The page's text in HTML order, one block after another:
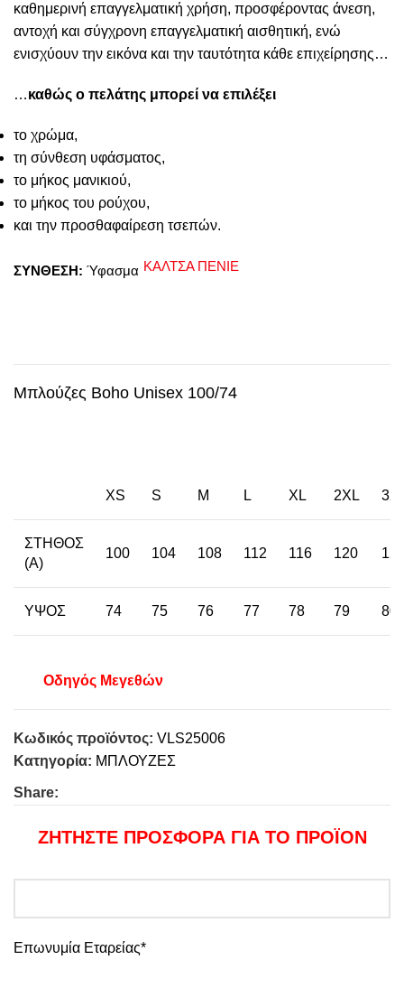
καθημερινή επαγγελματική χρήση, προσφέροντας άνεση,
αντοχή και σύγχρονη επαγγελματική αισθητική, ενώ
ενισχύουν την εικόνα και την ταυτότητα κάθε επιχείρησης…
…καθώς ο πελάτης μπορεί να επιλέξει
το χρώμα,
τη σύνθεση υφάσματος,
το μήκος μανικιού,
το μήκος του ρούχου,
και την προσθαφαίρεση τσεπών.
ΣΥΝΘΕΣΗ: Ύφασμα ΚΑΛΤΣΑ ΠΕΝΙΕ
Μπλούζες Boho Unisex 100/74
XS S M L XL 2XL
ΣΤΗΘΟΣ
(Α)
100 104 108 112 116 120
ΥΨΟΣ 74 75 76 77 78 79 80
Οδηγός Μεγεθών
Κωδικός προϊόντος: VLS25006
Κατηγορία: ΜΠΛΟΥΖΕΣ
Share:
ΖΗΤΗΣΤΕ ΠΡΟΣΦΟΡΑ ΓΙΑ ΤΟ ΠΡΟΪΟΝ
Επωνυμία Εταρείας*